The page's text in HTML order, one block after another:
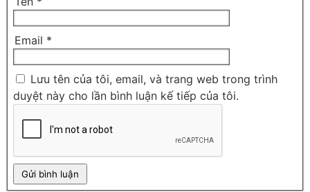
Email *
Lưu tên của tôi, email, và trang web trong trình
duyệt này cho lần bình luận kế tiếp của tôi.